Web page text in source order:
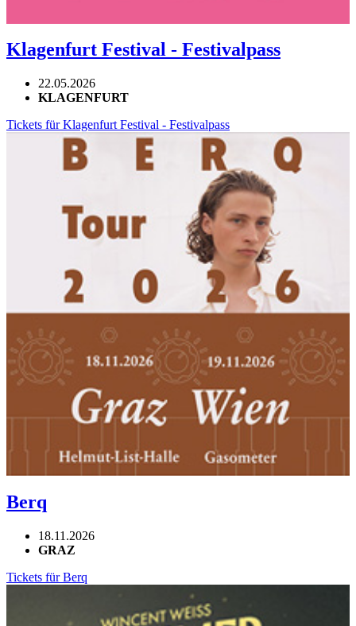
Klagenfurt Festival - Festivalpass
22.05.2026
KLAGENFURT
Tickets für Klagenfurt Festival - Festivalpass
Berq
18.11.2026
GRAZ
Tickets für Berq